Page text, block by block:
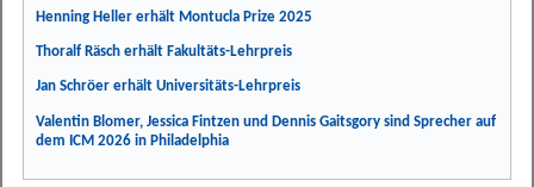
Henning Heller erhält Montucla Prize 2025
Thoralf Räsch erhält Fakultäts-Lehrpreis
Jan Schröer erhält Universitäts-Lehrpreis
Valentin Blomer, Jessica Fintzen und Dennis Gaitsgory sind Sprecher auf
dem ICM 2026 in Philadelphia